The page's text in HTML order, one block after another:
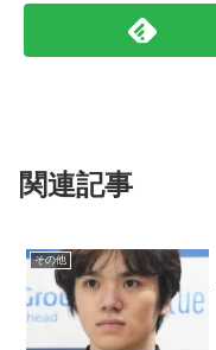
関連記事
その他